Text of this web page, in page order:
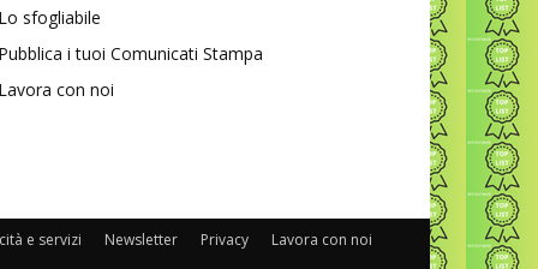
Lo sfogliabile
Pubblica i tuoi Comunicati Stampa
Lavora con noi
e servizi Newsletter Privacy Lavora con noi